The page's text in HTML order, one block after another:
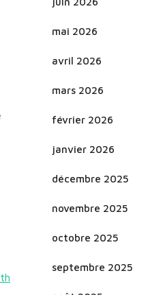
mai 2026
avril 2026
mars 2026
février 2026
janvier 2026
décembre 2025
novembre 2025
octobre 2025
septembre 2025